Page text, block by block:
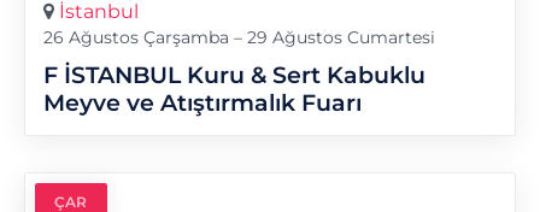
26 Ağustos Çarşamba – 29 Ağustos Cumartesi
F İSTANBUL Kuru & Sert Kabuklu
Meyve ve Atıştırmalık Fuarı
İstanbul
ÇAR